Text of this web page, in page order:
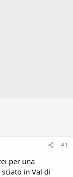
#1
per una
in Val di